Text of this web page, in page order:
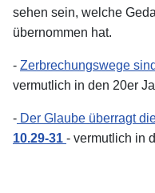
sehen sein, welche
übernommen hat.
- Zerbrechungswege
vermutlich in den 20er
- Der Glaube überragt
10.29-31 - vermutlich in